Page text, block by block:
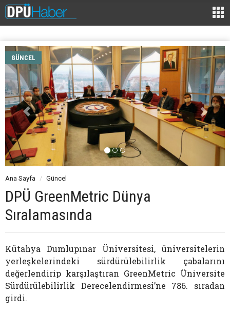
GÜNCEL
Ana Sayfa Güncel
DPÜ GreenMetric Dünya
Sıralamasında
Kütahya Dumlupınar Üniversitesi, üniversitelerin
yerleşkelerindeki sürdürülebilirlik çabalarını
değerlendirip karşılaştıran GreenMetric Üniversite
Sürdürülebilirlik Derecelendirmesi’ne 786. sıradan
girdi.